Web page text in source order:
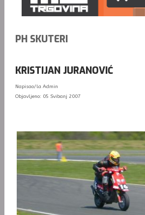
PH SKUTERI
KRISTIJAN JURANOVIĆ
Napisao/la Admin
Objavljeno: 05 Svibanj 2007